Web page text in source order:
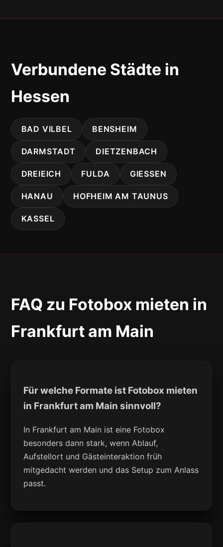
Verbundene Städte in
Hessen
BAD VILBEL BENSHEIM
DARMSTADT DIETZENBACH
DREIEICH FULDA GIESSEN
HANAU HOFHEIM AM TAUNUS
KASSEL
FAQ zu Fotobox mieten in
Frankfurt am Main
Für welche Formate ist Fotobox mieten
in Frankfurt am Main sinnvoll?
In Frankfurt am Main ist eine Fotobox
besonders dann stark, wenn Ablauf,
Aufstellort und Gästeinteraktion früh
mitgedacht werden und das Setup zum Anlass
passt.